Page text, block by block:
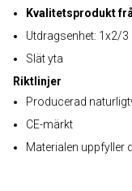
Kvalitetsprodukt
Utdragsenhet: 1x2/3
Slät yta
Riktlinjer
Producerad
CE-märkt
Materialen uppfyller